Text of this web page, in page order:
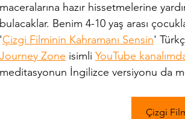
maceralarına hazır hissetmelerine
bulacaklar. Benim 4-10 yaş arası
'Çizgi Filminin Kahramanı Sensin'
Journey Zone isimli YouTube
meditasyonun İngilizce versiyonu da
Çizgi